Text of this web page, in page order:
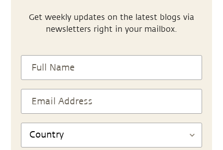
Get weekly updates on the latest blogs via
newsletters right in your mailbox.